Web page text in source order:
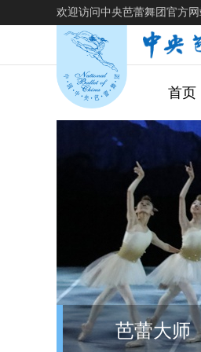
欢迎访问中央芭蕾舞团官方网
首页
芭蕾大师